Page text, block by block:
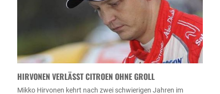
HIRVONEN VERLÄSST CITROEN OHNE GROLL
Mikko Hirvonen kehrt nach zwei schwierigen Jahren im